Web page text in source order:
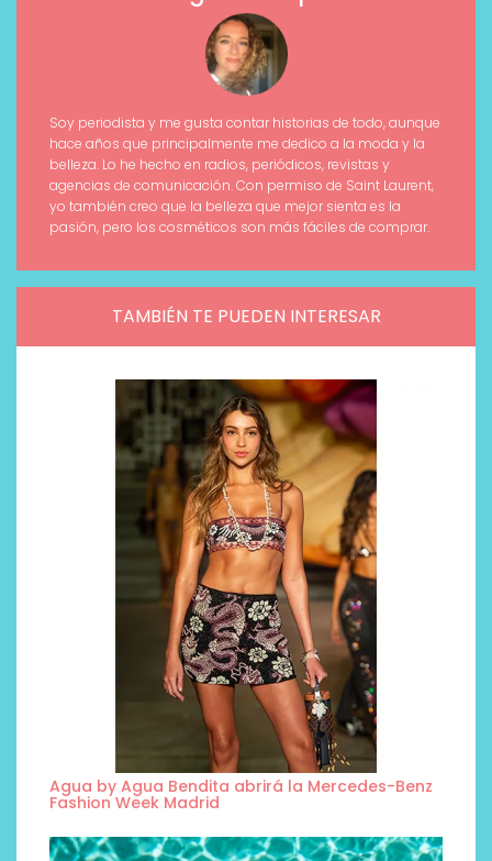
Soy periodista y me gusta contar historias de todo, aunque
hace años que principalmente me dedico a la moda y la
belleza. Lo he hecho en radios, periódicos, revistas y
agencias de comunicación. Con permiso de Saint Laurent,
yo también creo que la belleza que mejor sienta es la
pasión, pero los cosméticos son más fáciles de comprar.
TAMBIÉN TE PUEDEN INTERESAR
Agua by Agua Bendita abrirá la Mercedes-Benz
Fashion Week Madrid